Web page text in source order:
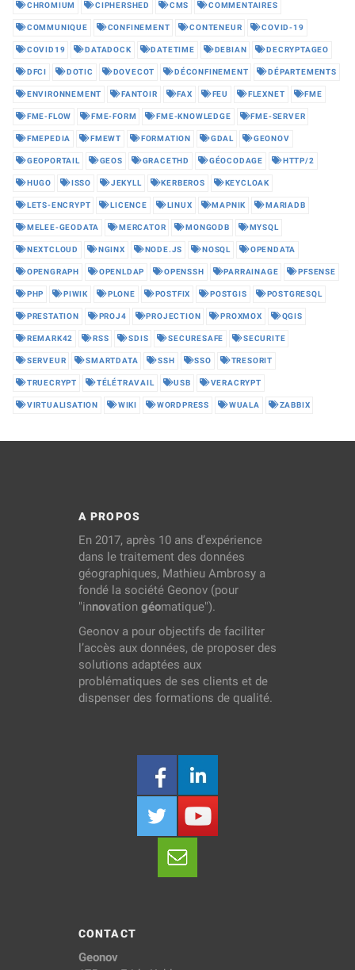
CHROMIUM CIPHERSHED CMS COMMENTAIRES
COMMUNIQUE CONFINEMENT CONTENEUR COVID-19
COVID19 DATADOCK DATETIME DEBIAN DECRYPTAGEO
DFCI DOTIC DOVECOT DÉCONFINEMENT DÉPARTEMENTS
ENVIRONNEMENT FANTOIR FAX FEU FLEXNET FME
FME-FLOW FME-FORM FME-KNOWLEDGE FME-SERVER
FMEPEDIA FMEWT FORMATION GDAL GEONOV
GEOPORTAIL GEOS GRACETHD GÉOCODAGE HTTP/2
HUGO ISSO JEKYLL KERBEROS KEYCLOAK
LETS-ENCRYPT LICENCE LINUX MAPNIK MARIADB
MELEE-GEODATA MERCATOR MONGODB MYSQL
NEXTCLOUD NGINX NODE.JS NOSQL OPENDATA
OPENGRAPH OPENLDAP OPENSSH PARRAINAGE PFSENSE
PHP PIWIK PLONE POSTFIX POSTGIS POSTGRESQL
PRESTATION PROJ4 PROJECTION PROXMOX QGIS
REMARK42 RSS SDIS SECURESAFE SECURITE
SERVEUR SMARTDATA SSH SSO TRESORIT
TRUECRYPT TÉLÉTRAVAIL USB VERACRYPT
VIRTUALISATION WIKI WORDPRESS WUALA ZABBIX
A PROPOS
En 2017, après 10 ans d’expérience
dans le traitement des données
géographiques, Mathieu Ambrosy a
fondé la société Geonov (pour
"innovation géomatique").
Geonov a pour objectifs de faciliter
l’accès aux données, de proposer des
solutions adaptées aux
problématiques de ses clients et de
dispenser des formations de qualité.
CONTACT
Geonov